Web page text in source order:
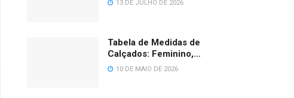
13 DE JULHO DE 2026
Tabela de Medidas de
Calçados: Feminino,
Masculino, Infantil e Bebê
10 DE MAIO DE 2026